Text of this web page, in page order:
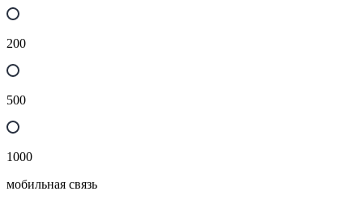
200
500
1000
мобильная связь